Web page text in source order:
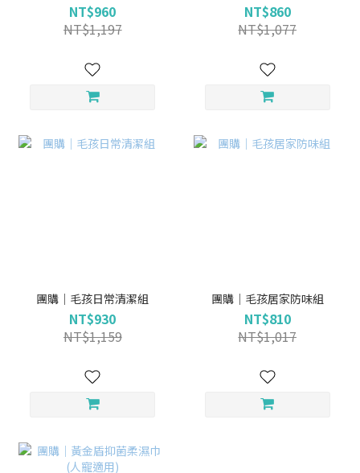
NT$960
NT$1,197
NT$860
NT$1,077
團購｜毛孩日常清潔組
NT$930
NT$1,159
團購｜毛孩居家防味組
NT$810
NT$1,017